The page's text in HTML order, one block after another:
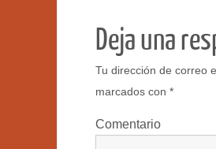
Deja una
Tu dirección de correo
marcados con *
Comentario